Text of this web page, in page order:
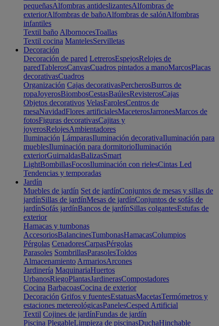
pequeñasAlfombras antideslizantesAlfombras de
exteriorAlfombras de bañoAlfombras de salónAlfombras
infantiles
Textil baño AlbornocesToallas
Textil cocina MantelesServilletas
Decoración
Decoración de pared LetrerosEspejosRelojes de
paredTablerosCanvasCuadros pintados a manoMarcosPlacas
decorativasCuadros
Organización Cajas decorativasPercherosBurros de
ropaJoyerosBiombosCestasBaúlesRevisterosCajas
Objetos decorativos VelasFarolesCentros de
mesaNavidadFlores artificialesMaceterosJarronesMarcos de
fotosFiguras decorativasCajitas y
joyerosRelojesAmbientadores
Iluminación LámparasIluminación decorativaIluminación para
mueblesIluminación para dormitorioIluminación
exteriorGuirnaldasBalizasSmart
LightBombillasFocosIluminación con rielesCintas Led
Tendencias y temporadas
Jardín
Muebles de jardín Set de jardínConjuntos de mesas y sillas de
jardínSillas de jardínMesas de jardínConjuntos de sofás de
jardínSofás jardínBancos de jardínSillas colgantesEstufas de
exterior
Hamacas y tumbonas
AccesoriosBalancinesTumbonasHamacasColumpios
Pérgolas CenadoresCarpasPérgolas
Parasoles SombrillasParasolesToldos
Almacenamiento ArmariosArcones
Jardinería MaquinariaHuertos
UrbanosRiegoPlantasJardinerasCompostadores
Cocina BarbacoasCocina de exterior
Decoración Grifos y fuentesEstatuasMacetasTermómetros y
estaciones metereológicasPanelesCesped Artificial
Textil Cojines de jardínFundas de jardín
Piscina PlegableLimpieza de piscinasDuchaHinchable